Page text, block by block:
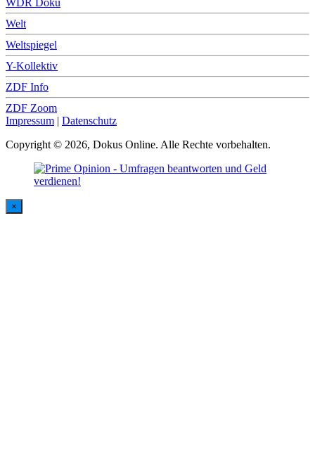
Welt
Weltspiegel
Y-Kollektiv
ZDF Info
ZDF Zoom
Impressum | Datenschutz
Copyright © 2026, Dokus Online. Alle Rechte vorbehalten.
×